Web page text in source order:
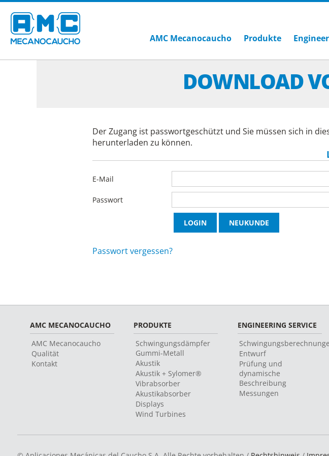
AMC Mecanocaucho Produkte
DOWNLOAD
Der Zugang ist passwortgeschützt und Sie müssen sich in
herunterladen zu können.
E-Mail
Passwort
Passwort vergessen?
AMC MECANOCAUCHO
AMC Mecanocaucho
Qualität
Kontakt
PRODUKTE
Schwingungsdämpfer
Gummi-Metall
Akustik
Akustik + Sylomer®
Vibrabsorber
Akustikabsorber
Displays
Wind Turbines
ENGINEERING SERVICE
Entwurf
Prüfung und
dynamische
Beschreibung
Messungen